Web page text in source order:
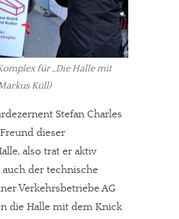
für „Die Halle mit
Küll)
Stefan Charles
dieser
also trat er aktiv
auch der technische
Verkehrsbetriebe AG
die Halle mit dem Knick